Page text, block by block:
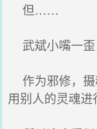
但……
武斌小嘴一歪
作为邪修，摄
用别人的灵魂进